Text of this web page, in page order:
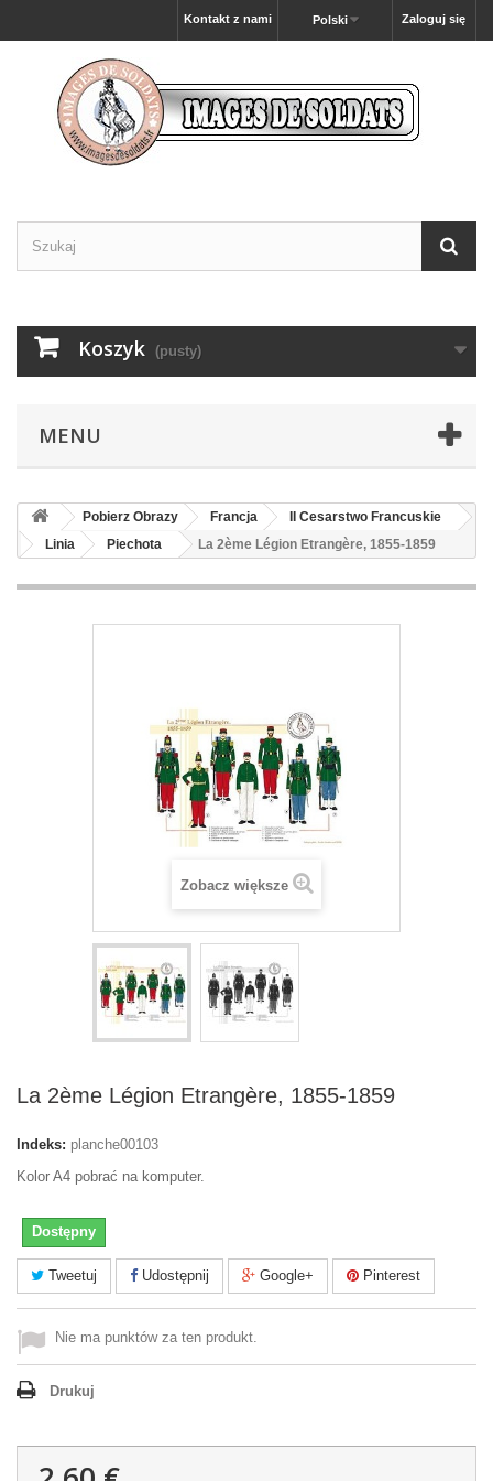
Zaloguj się
Polski
Kontakt z nami
Koszyk (pusty)
MENU
Pobierz Obrazy Francja
II Cesarstwo Francuskie
Linia
Piechota La 2ème Légion Etrangère, 1855-1859
Zobacz większe
La 2ème Légion Etrangère, 1855-1859
Indeks: planche00103
Kolor A4 pobrać na komputer.
Dostępny
Tweetuj Udostępnij Google+ Pinterest
Nie ma punktów za ten produkt.
Drukuj